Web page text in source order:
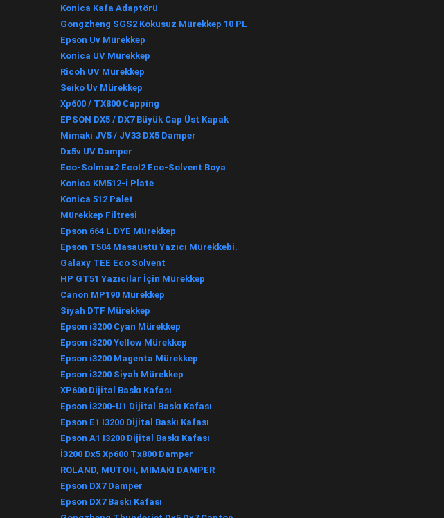
Konica Kafa Adaptörü
Gongzheng SGS2 Kokusuz Mürekkep 10 PL
Epson Uv Mürekkep
Konica UV Mürekkep
Ricoh UV Mürekkep
Seiko Uv Mürekkep
Xp600 / TX800 Capping
EPSON DX5 / DX7 Büyük Cap Üst Kapak
Mimaki JV5 / JV33 DX5 Damper
Dx5v UV Damper
Eco-Solmax2 EcoI2 Eco-Solvent Boya
Konica KM512-i Plate
Konica 512 Palet
Mürekkep Filtresi
Epson 664 L DYE Mürekkep
Epson T504 Masaüstü Yazıcı Mürekkebi.
Galaxy TEE Eco Solvent
HP GT51 Yazıcılar İçin Mürekkep
Canon MP190 Mürekkep
Siyah DTF Mürekkep
Epson i3200 Cyan Mürekkep
Epson i3200 Yellow Mürekkep
Epson i3200 Magenta Mürekkep
Epson i3200 Siyah Mürekkep
XP600 Dijital Baskı Kafası
Epson i3200-U1 Dijital Baskı Kafası
Epson E1 I3200 Dijital Baskı Kafası
Epson A1 I3200 Dijital Baskı Kafası
İ3200 Dx5 Xp600 Tx800 Damper
ROLAND, MUTOH, MIMAKI DAMPER
Epson DX7 Damper
Epson DX7 Baskı Kafası